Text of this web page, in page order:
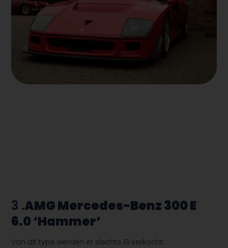
3 .AMG Mercedes-Benz 300 E
6.0 ‘Hammer’
Van dit type werden er slechts 13 verkocht.